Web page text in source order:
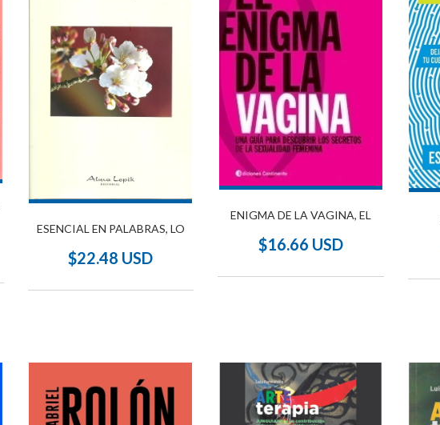
ESENCIAL EN PALABRAS, LO
$22.48 USD
ENIGMA DE LA VAGINA, EL
$16.66 USD